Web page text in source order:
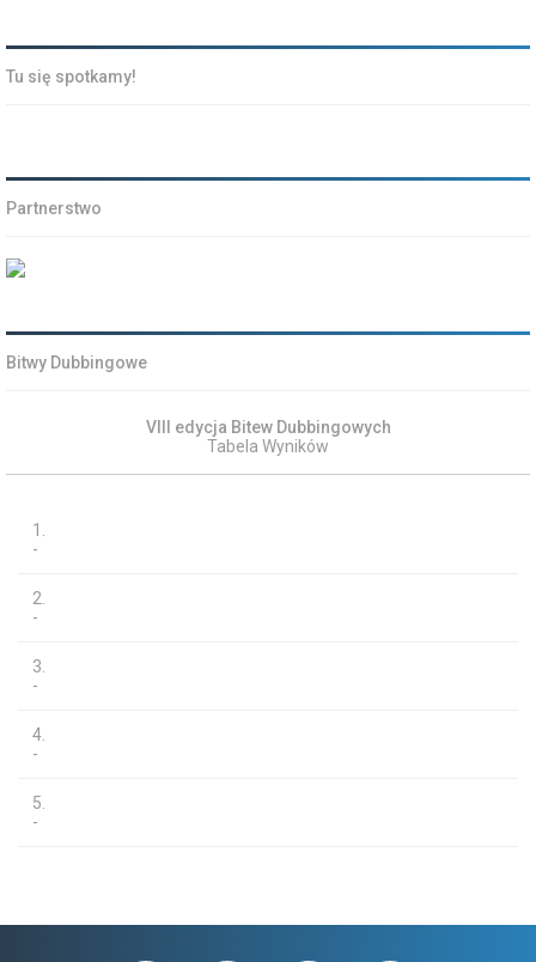
Tu się spotkamy!
Partnerstwo
Bitwy Dubbingowe
VIII edycja Bitew Dubbingowych
Tabela Wyników
1.
-
2.
-
3.
-
4.
-
5.
-